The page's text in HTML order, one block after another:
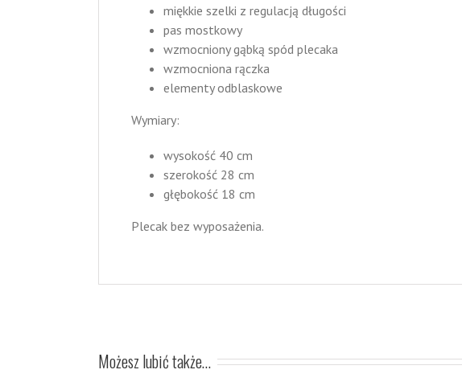
miękkie szelki z regulacją długości
pas mostkowy
wzmocniony gąbką spód plecaka
wzmocniona rączka
elementy odblaskowe
Wymiary:
wysokość 40 cm
szerokość 28 cm
głębokość 18 cm
Plecak bez wyposażenia.
Możesz lubić także…